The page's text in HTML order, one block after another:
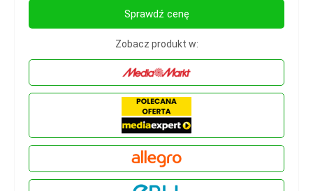
Sprawdź cenę
Zobacz produkt w: